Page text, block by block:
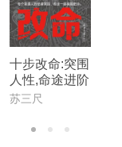
十步改命:突围
人性,命途进阶
苏三尺